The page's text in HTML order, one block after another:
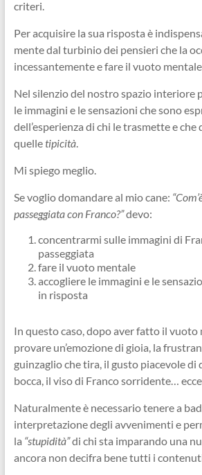
criteri.
Per acquisire la sua risposta è
mente dal turbinio dei pensieri che la
incessantemente e fare il vuoto
Nel silenzio del nostro spazio interiore
le immagini e le sensazioni che sono
dell’esperienza di chi le trasmette e
quelletipicità.
Mi spiego meglio.
Se voglio domandare al mio cane:
passeggiata con Franco?”devo:
concentrarmi sulle immagini di
passeggiata
fare il vuoto mentale
accogliere le immagini e le
in risposta
In questo caso, dopo aver fatto il vuoto
provare un’emozione di gioia, la
guinzaglio che tira, il gusto piacevole di
bocca, il viso di Franco sorridente…
Naturalmente è necessario tenere a
interpretazione degli avvenimenti e
la “stupidità”di chi sta imparando una
ancora non decifra bene tutti i